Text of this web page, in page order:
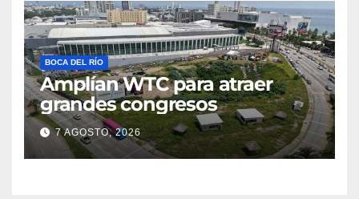
BOCA DEL RÍO
Amplían WTC para atraer
grandes congresos
7 AGOSTO, 2026